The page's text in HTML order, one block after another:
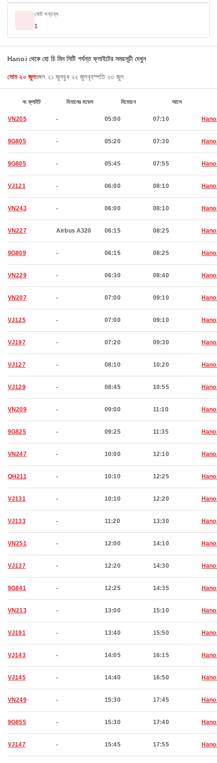
মোট গন্তব্য
1
Hanoi থেকে হো চি মিন সিটি পর্যন্ত ফ্লাইটের সময়সূচী দেখুন
সোম ২০ জুলমঙ্গল ২১ জুলবুধ ২২ জুলবৃহস্পতি ২৩ জুল
নং ফ্লাইট বিমানের মডেল বিমোচন আসে
VN205 - 05:00 07:10
9G805 - 05:20 07:30
9G805 - 05:45 07:55
VJ121 - 06:00 08:10
VN243 - 06:00 08:10
VN227 Airbus A320 06:15 08:25
9G809 - 06:15 08:25
VN229 - 06:30 08:40
VN207 - 07:00 09:10
VJ125 - 07:00 09:10
VJ197 - 07:20 09:30
VJ127 - 08:10 10:20
VJ129 - 08:45 10:55
VN209 - 09:00 11:10
9G825 - 09:25 11:35
VN247 - 10:00 12:10
QH211 - 10:10 12:25
VJ131 - 10:10 12:20
VJ133 - 11:20 13:30
VN251 - 12:00 14:10
VJ137 - 12:20 14:30
9G841 - 12:25 14:35
VN213 - 13:00 15:10
VJ191 - 13:40 15:50
VJ143 - 14:05 16:15
VJ145 - 14:40 16:50
VN249 - 15:30 17:45
9G855 - 15:30 17:40
VJ147 - 15:45 17:55